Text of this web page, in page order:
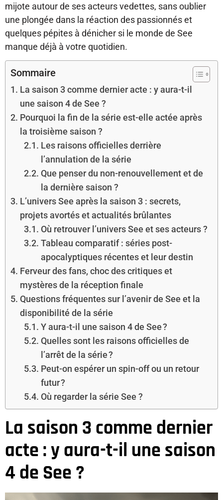
mijote autour de ses acteurs vedettes, sans oublier
une plongée dans la réaction des passionnés et
quelques pépites à dénicher si le monde de See
manque déjà à votre quotidien.
Sommaire
La saison 3 comme dernier acte : y aura-t-il
une saison 4 de See ?
Pourquoi la fin de la série est-elle actée après
la troisième saison ?
Les raisons officielles derrière
l’annulation de la série
Que penser du non-renouvellement et de
la dernière saison ?
L’univers See après la saison 3 : secrets,
projets avortés et actualités brûlantes
Où retrouver l’univers See et ses acteurs ?
Tableau comparatif : séries post-
apocalyptiques récentes et leur destin
Ferveur des fans, choc des critiques et
mystères de la réception finale
Questions fréquentes sur l’avenir de See et la
disponibilité de la série
Y aura-t-il une saison 4 de See ?
Quelles sont les raisons officielles de
l’arrêt de la série ?
Peut-on espérer un spin-off ou un retour
futur ?
Où regarder la série See ?
La saison 3 comme dernier
acte : y aura-t-il une saison
4 de See ?